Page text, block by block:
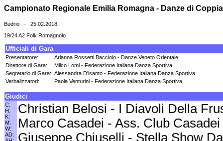
Campionato Regionale Emilia Romagna - Danze di
Budrio - 25.02.2018.
19/24 A2 Folk Romagnolo
Ufficiali di Gara
Presentatore:
Arianna Rossetti Bacciolo - Danze Veneto Orientale
Direttore di Gara:
Milco Lomi - Federazione Italiana Danza Sportiva
Segretario di Gara: Alessandra D'isanto - Federazione Italiana Danza Sportiva
Verbalizzatori:
Paola Venturini - Federazione Italiana Danza Sportiva
Giudici
C:
H:
K:
M:
W:
AD:
Christian Belosi - I Diavoli Della
Marco Casadei - Ass. Club
Giuseppe Chiuselli - Stella Show